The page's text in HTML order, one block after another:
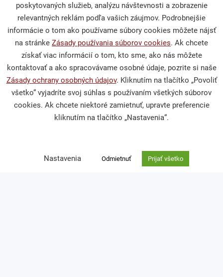
Publikácie a mediálne výstupy
Výskumy a analýzy
Podporte nás
Darcovská výzva
poskytovaných služieb, analýzu návštevnosti a zobrazenie
relevantných reklám podľa vašich záujmov. Podrobnejšie
informácie o tom ako používame súbory cookies môžete nájsť
na stránke Zásady používania súborov cookies. Ak chcete
získať viac informácií o tom, kto sme, ako nás môžete
kontaktovať a ako spracovávame osobné údaje, pozrite si naše
Zásady ochrany osobných údajov. Kliknutím na tlačítko „Povoliť
všetko“ vyjadríte svoj súhlas s používaním všetkých súborov
cookies. Ak chcete niektoré zamietnuť, upravte preferencie
kliknutím na tlačítko „Nastavenia“.
Nastavenia Odmietnuť Prijať všetko